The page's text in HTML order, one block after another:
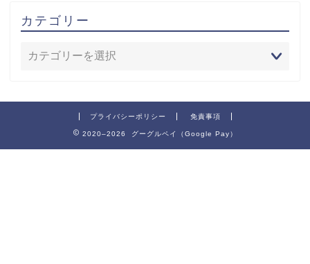
カテゴリー
プライバシーポリシー 免責事項
2020–2026 グーグルペイ（Google Pay）